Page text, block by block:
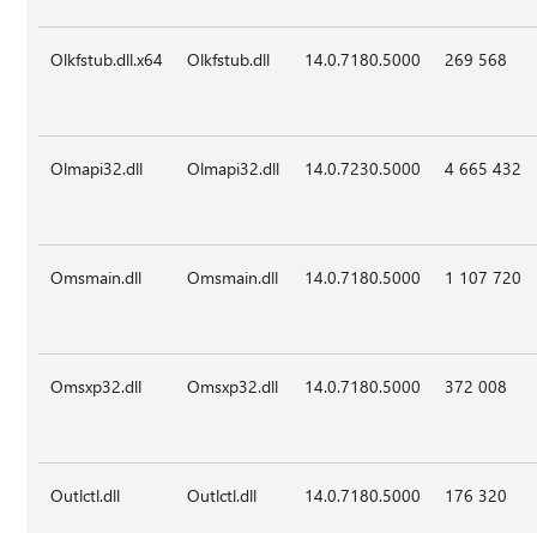
Olkfstub.dll.x64 Olkfstub.dll 14.0.7180.5000 269 568
Olmapi32.dll Olmapi32.dll 14.0.7230.5000 4 665 432
Omsmain.dll Omsmain.dll 14.0.7180.5000 1 107 720
Omsxp32.dll Omsxp32.dll 14.0.7180.5000 372 008
Outlctl.dll Outlctl.dll 14.0.7180.5000 176 320